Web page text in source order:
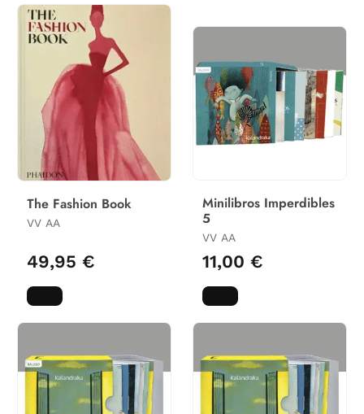
The Fashion Book
VV AA
49,95 €
Minilibros Imperdibles
5
VV AA
11,00 €